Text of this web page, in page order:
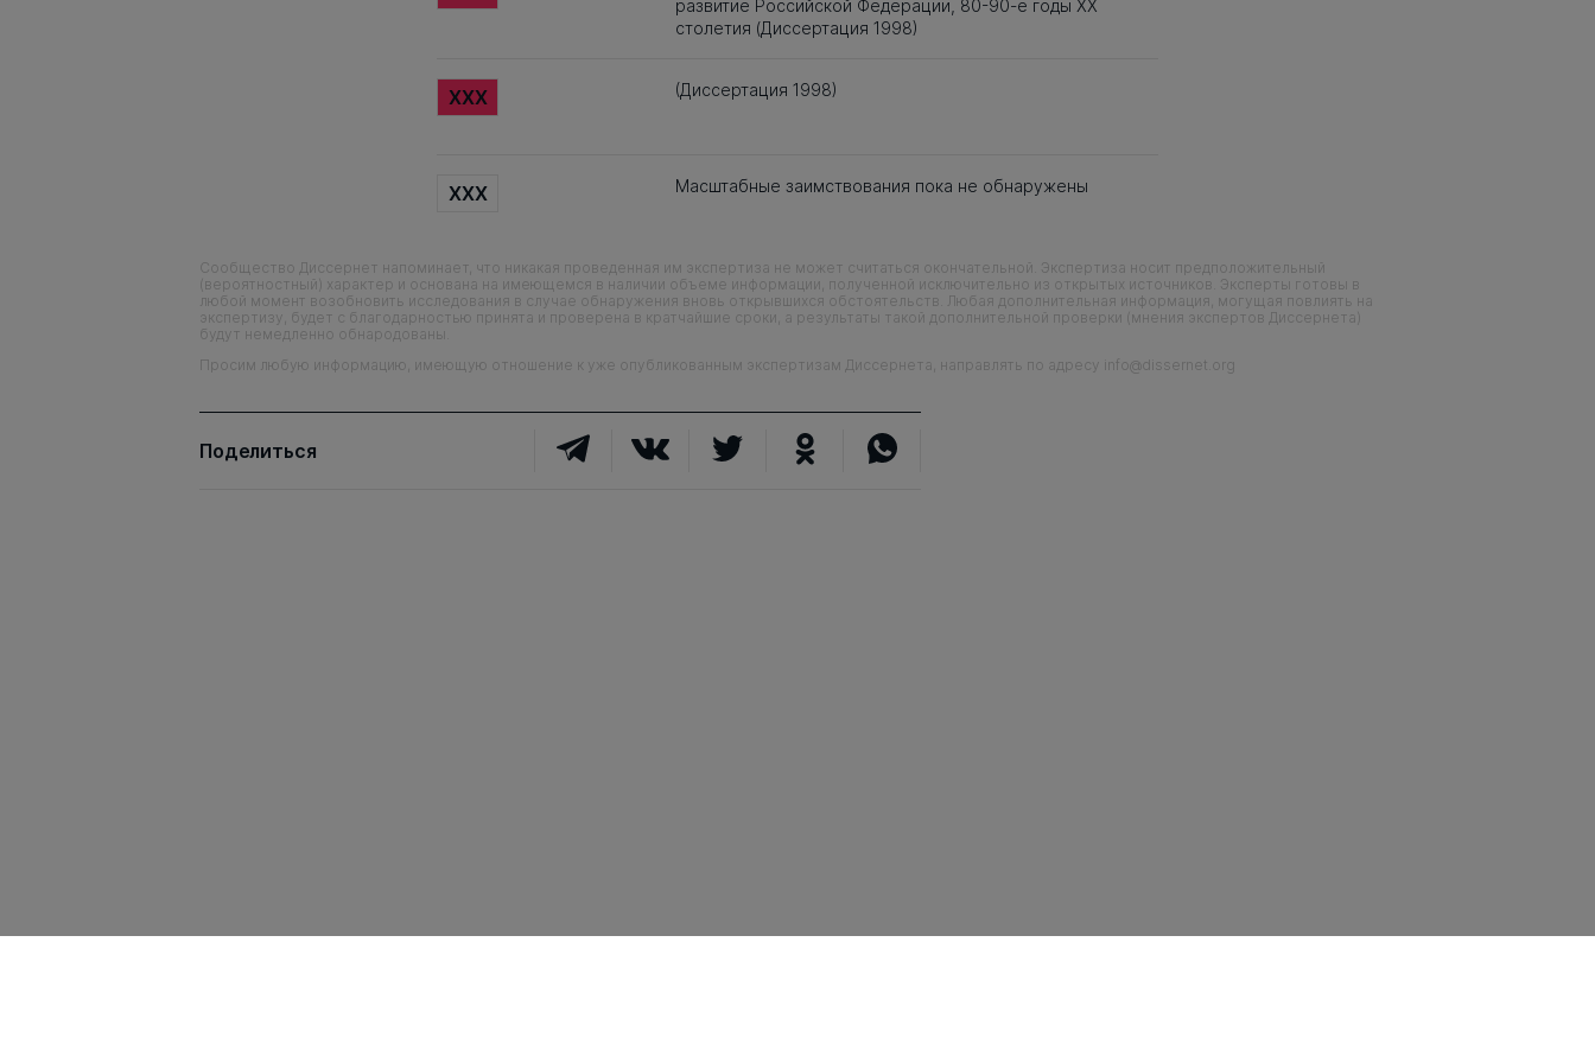
развитие Российской Федерации, 80-90-е годы ХХ
столетия (Диссертация 1998)
XXX (Диссертация 1998)
XXX Масштабные заимствования пока не обнаружены
Сообщество Диссернет напоминает, что никакая проведенная им экспертиза не может считаться окончательной. Экспертиза носит предположительный
(вероятностный) характер и основана на имеющемся в наличии объеме информации, полученной исключительно из открытых источников. Эксперты готовы в
любой момент возобновить исследования в случае обнаружения вновь открывшихся обстоятельств. Любая дополнительная информация, могущая повлиять на
экспертизу, будет с благодарностью принята и проверена в кратчайшие сроки, а результаты такой дополнительной проверки (мнения экспертов Диссернета)
будут немедленно обнародованы.
Просим любую информацию, имеющую отношение к уже опубликованным экспертизам Диссернета, направлять по адресу info@dissernet.org
Поделиться